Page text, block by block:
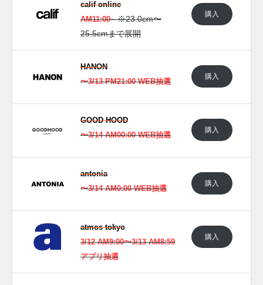
calif online
AM11:00~※23.0cm〜
25.5cmまで展開
購入
HANON
〜3/13 PM21:00 WEB抽選
購入
GOOD HOOD
〜3/14 AM00:00 WEB抽選
購入
antonia
〜3/14 AM0:00 WEB抽選
購入
atmos tokyo
3/12 AM9:00〜3/13 AM8:59
アプリ抽選
購入